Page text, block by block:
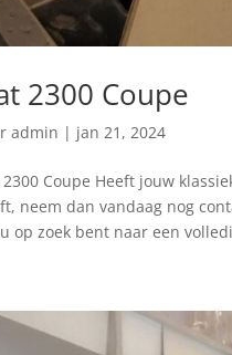
2300 Coupe
admin | jan 21, 2024
2300 Coupe Heeft jouw
neem dan vandaag nog
op zoek bent naar een